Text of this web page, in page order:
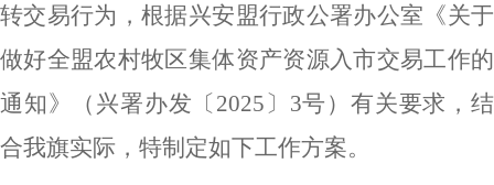
转交易行为，根据兴安盟行政公署办公室《关于
做好全盟农村牧区集体资产资源入市交易工作的
通知》（兴署办发〔 2025 〕 3号）有关要求，结
合我旗实际，特制定如下工作方案。